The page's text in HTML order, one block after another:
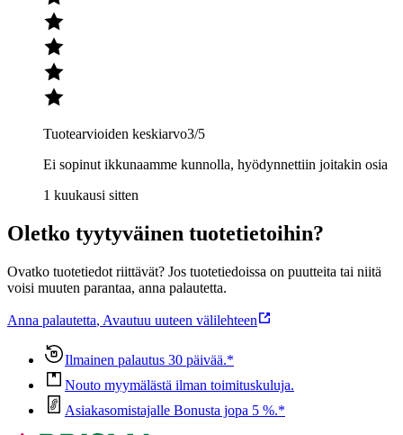
Tuotearvioiden keskiarvo3/5
Ei sopinut ikkunaamme kunnolla, hyödynnettiin joitakin osia
1 kuukausi sitten
Oletko tyytyväinen tuotetietoihin?
Ovatko tuotetiedot riittävät? Jos tuotetiedoissa on puutteita tai niitä
voisi muuten parantaa, anna palautetta.
Anna palautetta, Avautuu uuteen välilehteen
Ilmainen palautus 30 päivää.*
Nouto myymälästä ilman toimituskuluja.
Asiakasomistajalle Bonusta jopa 5 %.*